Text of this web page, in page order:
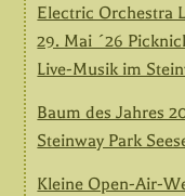
Electric Orchestra
29. Mai ´26
Live-Musik im
Baum des Jahres
Steinway Park
Kleine Open-Air-